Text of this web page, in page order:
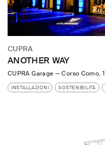
CUPRA
ANOTHER WAY
CUPRA Garage —Corso Como, 1
INSTALLAZIONI SOSTENIBILITÀ